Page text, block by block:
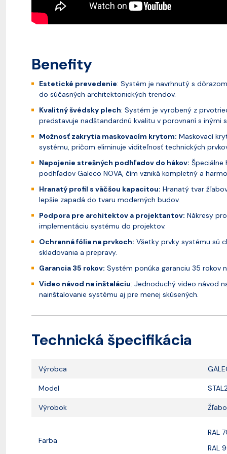
Benefity
Estetické prevedenie: Systém je navrhnutý s
do súčasných architektonických trendov.
Kvalitný švédsky plech: Systém je vyrobený z
predstavuje nadštandardnú kvalitu v porovnaní s inými
Možnosť zakrytia maskovacím krytom: Maskovací
systému, pričom eliminuje viditeľnosť technických
Napojenie strešných podhľadov do hákov: Špeciálne
podhľadov Galeco NOVA, čím vzniká kompletný a
Hranatý profil s väčšou kapacitou: Hranatý tvar
lepšie zapadá do tvaru moderných budov.
Podpora pre architektov a projektantov: Nákresy
implementáciu systému do projektov.
Ochranná fólia na prvkoch: Všetky prvky systému sú
skladovania a prepravy.
Garancia 35 rokov: Systém ponúka garanciu 35 rokov
Video návod na inštaláciu: Jednoduchý video návod
nainštalovanie systému aj pre menej skúsených.
Technická špecifikácia
Výrobca
Model
Výrobok
Farba
RAL
RAL